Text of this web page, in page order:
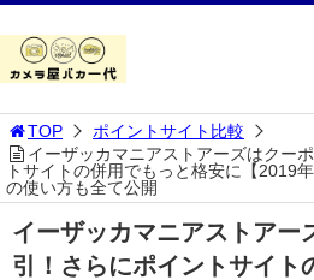
TOP
ポイントサイト比較
イーザッカマニアストアーズはクー
トサイトの併用でもっと格安に【2019
の使い方も全て公開
イーザッカマニアストアー
引！さらにポイントサイト